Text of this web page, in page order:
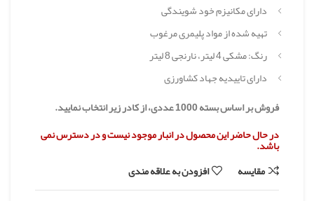
دارای مکانیزم خود شویندگی
تهیه شده از مواد پلیمری مرغوب
رنگ: مشکی 4 لیتر، نارنجی 8 لیتر
دارای تاییدیه جهاد کشاورزی
فروش بر اساس بسته 1000 عددی، از کادر زیر انتخاب نمایید.
در حال حاضر این محصول در انبار موجود نیست و در دسترس نمی
باشد.
مقایسه
افزودن به علاقه مندی